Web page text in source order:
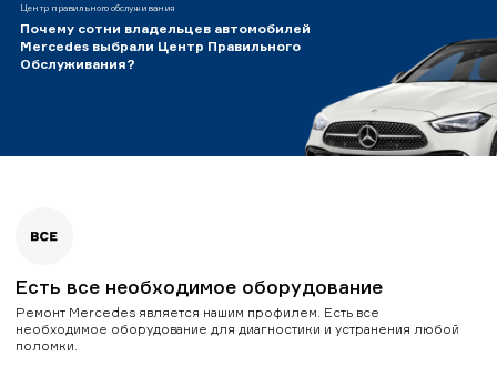
Центр правильного обслуживания
Почему сотни владельцев автомобилей
Mercedes выбрали Центр Правильного
Обслуживания?
Есть все необходимое оборудование
Ремонт Mercedes является нашим профилем. Есть все
необходимое оборудование для диагностики и устранения любой
поломки.